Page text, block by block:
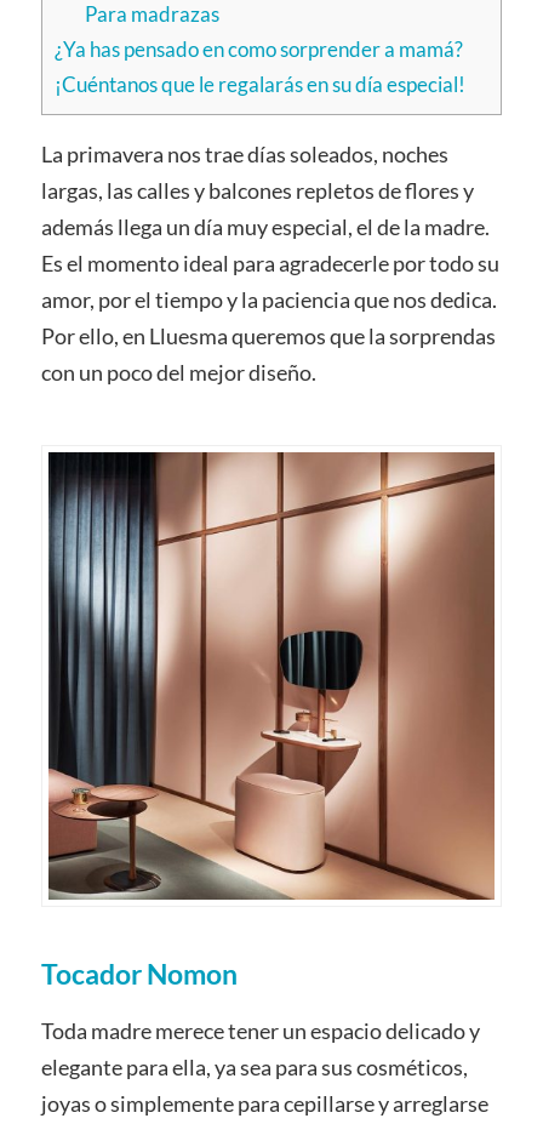
Para madrazas
¿Ya has pensado en como sorprender a mamá?
¡Cuéntanos que le regalarás en su día especial!
La primavera nos trae días soleados, noches
largas, las calles y balcones repletos de flores y
además llega un día muy especial, el de la madre.
Es el momento ideal para agradecerle por todo su
amor, por el tiempo y la paciencia que nos dedica.
Por ello, en Lluesma queremos que la sorprendas
con un poco del mejor diseño.
Tocador Nomon
Toda madre merece tener un espacio delicado y
elegante para ella, ya sea para sus cosméticos,
joyas o simplemente para cepillarse y arreglarse